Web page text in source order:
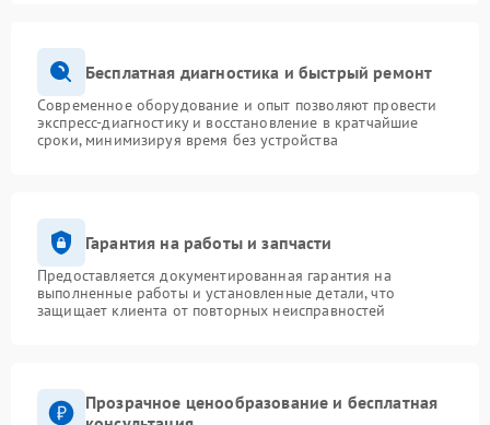
Бесплатная диагностика и быстрый ремонт
Современное оборудование и опыт позволяют провести
экспресс-диагностику и восстановление в кратчайшие
сроки, минимизируя время без устройства
Гарантия на работы и запчасти
Предоставляется документированная гарантия на
выполненные работы и установленные детали, что
защищает клиента от повторных неисправностей
Прозрачное ценообразование и бесплатная